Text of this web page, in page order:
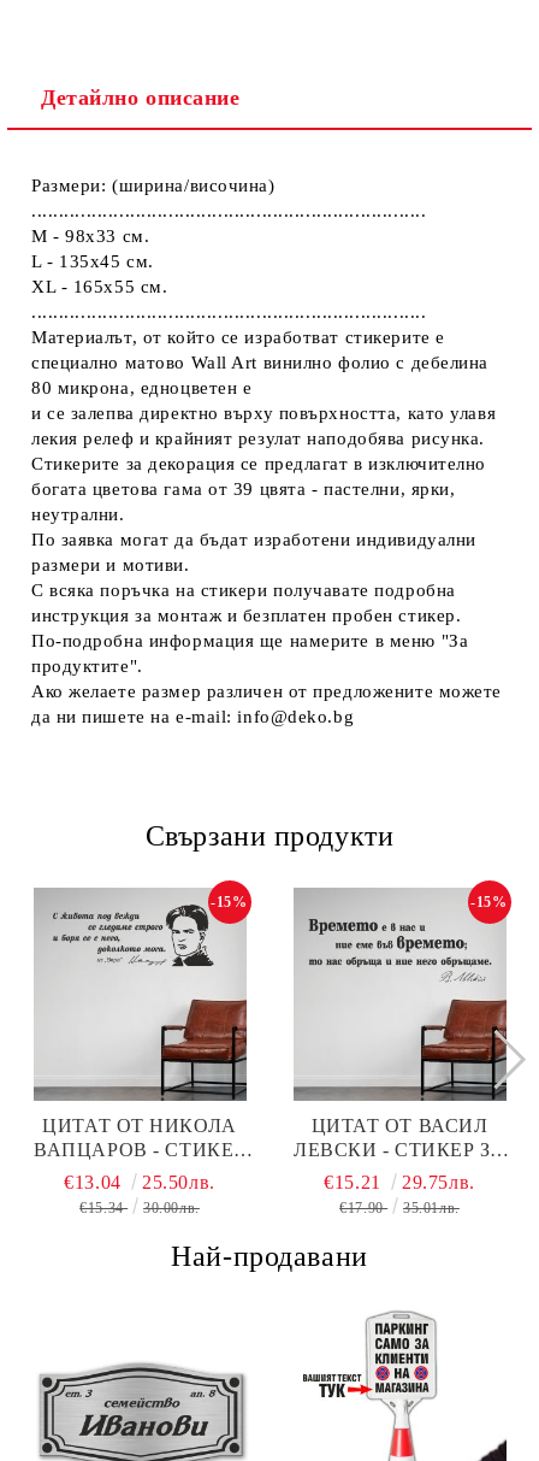
Ние ще се свържем с вас в рамките на работния ден.
Детайлно описание
Размери: (ширина/височина)
........................................................................
M - 98x33 см.
L - 135x45 см.
XL - 165х55 см.​
........................................................................
Материалът, от който се изработват стикерите е
специално матово Wall Art винилно фолио с дебелина
80 микрона, едноцветен е
и се залепва директно върху повърхността, като улавя
лекия релеф и крайният резулат наподобява рисунка.
Стикерите за декорация се предлагат в изключително
богата цветова гама от 39 цвятa - пастелни, ярки,
неутрални.
По заявка могат да бъдат изработени индивидуални
размери и мотиви.
С всяка поръчка на стикери получавате подробна
инструкция за монтаж и безплатен пробен стикер.
По-подробна информация ще намерите в меню "За
продуктите".
Ако желаете размер различен от предложените можете
да ни пишете на e-mail: info@deko.bg
Свързани продукти
ЦИТАТ ОТ НИКОЛА
ВАПЦАРОВ - СТИКЕР
ЗА ДЕКОРАЦИЯ
-15%
€13.04 25.50лв.
€15.34 30.00лв.
ЦИТАТ ОТ ВАСИЛ
ЛЕВСКИ - СТИКЕР ЗА
ДЕКОРАЦИЯ
-15%
€15.21 29.75лв.
€17.90 35.01лв.
Най-продавани